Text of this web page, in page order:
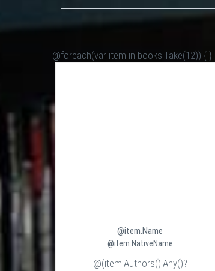
@foreach(var item in books.Take(12)) { }
@item.Name
@item.NativeName
@(item.Authors().Any()?